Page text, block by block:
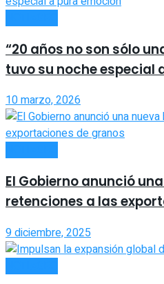
“20 años no son sólo
tuvo su noche especial
10 marzo, 2026
El Gobierno anunció
retenciones a las
9 diciembre, 2025